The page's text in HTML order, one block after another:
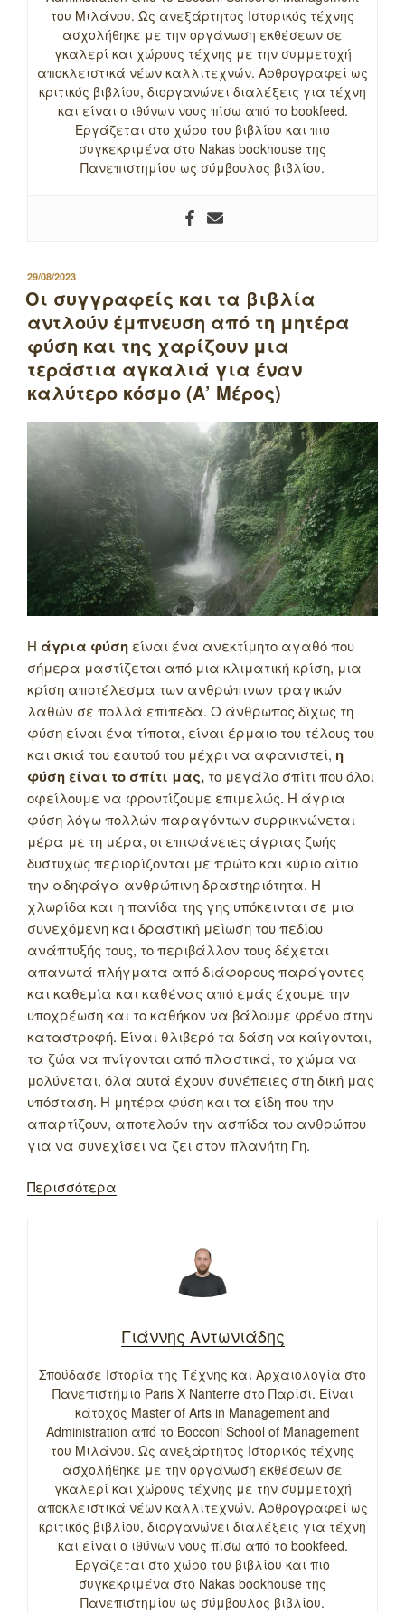
του Μιλάνου. Ως ανεξάρτητος Ιστορικός τέχνης
ασχολήθηκε με την οργάνωση εκθέσεων σε
γκαλερί και χώρους τέχνης με την συμμετοχή
αποκλειστικά νέων καλλιτεχνών. Αρθρογραφεί ως
κριτικός βιβλίου, διοργανώνει διαλέξεις για τέχνη
και είναι ο ιθύνων νους πίσω από το bookfeed.
Εργάζεται στο χώρο του βιβλίου και πιο
συγκεκριμένα στο Nakas bookhouse της
Πανεπιστημίου ως σύμβουλος βιβλίου.
ΔΗΜΟΣΙΕΥΤΗΚΕ
ΣΤΙΣ
29/08/2023
Οι συγγραφείς και τα βιβλία
αντλούν έμπνευση από τη μητέρα
φύση και της χαρίζουν μια
τεράστια αγκαλιά για έναν
καλύτερο κόσμο (Α’ Μέρος)
Η άγρια φύση είναι ένα ανεκτίμητο αγαθό που
σήμερα μαστίζεται από μια κλιματική κρίση, μια
κρίση αποτέλεσμα των ανθρώπινων τραγικών
λαθών σε πολλά επίπεδα. Ο άνθρωπος δίχως τη
φύση είναι ένα τίποτα, είναι έρμαιο του τέλους του
και σκιά του εαυτού του μέχρι να αφανιστεί, η
φύση είναι το σπίτι μας, το μεγάλο σπίτι που όλοι
οφείλουμε να φροντίζουμε επιμελώς. Η άγρια
φύση λόγω πολλών παραγόντων συρρικνώνεται
μέρα με τη μέρα, οι επιφάνειες άγριας ζωής
δυστυχώς περιορίζονται με πρώτο και κύριο αίτιο
την αδηφάγα ανθρώπινη δραστηριότητα. Η
χλωρίδα και η πανίδα της γης υπόκεινται σε μια
συνεχόμενη και δραστική μείωση του πεδίου
ανάπτυξής τους, το περιβάλλον τους δέχεται
απανωτά πλήγματα από διάφορους παράγοντες
και καθεμία και καθένας από εμάς έχουμε την
υποχρέωση και το καθήκον να βάλουμε φρένο στην
καταστροφή. Είναι θλιβερό τα δάση να καίγονται,
τα ζώα να πνίγονται από πλαστικά, το χώμα να
μολύνεται, όλα αυτά έχουν συνέπειες στη δική μας
υπόσταση. Η μητέρα φύση και τα είδη που την
απαρτίζουν, αποτελούν την ασπίδα του ανθρώπου
για να συνεχίσει να ζει στον πλανήτη Γη.
Περισσότερα
Γιάννης Αντωνιάδης
Σπούδασε Ιστορία της Τέχνης και Αρχαιολογία στο
Πανεπιστήμιο Paris X Nanterre στο Παρίσι. Είναι
κάτοχος Master of Arts in Management and
Administration από το Bocconi School of Management
του Μιλάνου. Ως ανεξάρτητος Ιστορικός τέχνης
ασχολήθηκε με την οργάνωση εκθέσεων σε
γκαλερί και χώρους τέχνης με την συμμετοχή
αποκλειστικά νέων καλλιτεχνών. Αρθρογραφεί ως
κριτικός βιβλίου, διοργανώνει διαλέξεις για τέχνη
και είναι ο ιθύνων νους πίσω από το bookfeed.
Εργάζεται στο χώρο του βιβλίου και πιο
συγκεκριμένα στο Nakas bookhouse της
Πανεπιστημίου ως σύμβουλος βιβλίου.